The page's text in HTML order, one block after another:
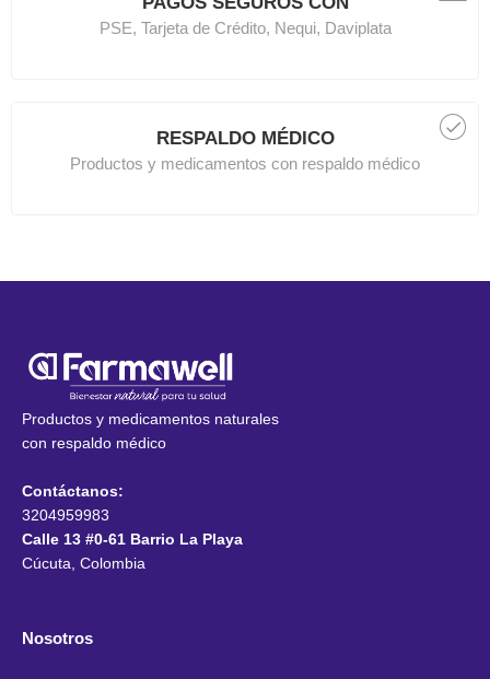
PSE, Tarjeta de Crédito, Nequi, Daviplata
RESPALDO MÉDICO
Productos y medicamentos con respaldo médico
Productos y medicamentos naturales
con respaldo médico
Contáctanos:
3204959983
Calle 13 #0-61 Barrio La Playa
Cúcuta, Colombia
Nosotros